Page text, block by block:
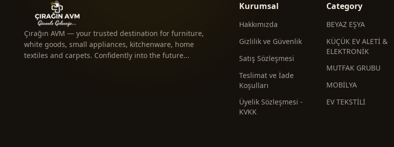
Çırağın AVM — your trusted destination for furniture,
white goods, small appliances, kitchenware, home
textiles and carpets. Confidently into the future...
Kurumsal
Hakkımızda
Gizlilik ve Güvenlik
Satış Sözleşmesi
Teslimat ve İade
Koşulları
Üyelik Sözleşmesi -
KVKK
Category
BEYAZ EŞYA
KÜÇÜK EV ALETİ &
ELEKTRONİK
MUTFAK GRUBU
MOBİLYA
EV TEKSTİLİ